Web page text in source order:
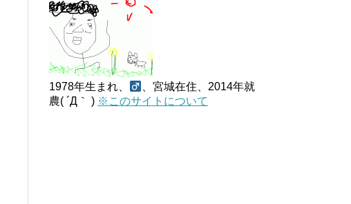
1978年生まれ、
、宮城在住、2014年就
農( ´Д｀ ) ※このサイトについて